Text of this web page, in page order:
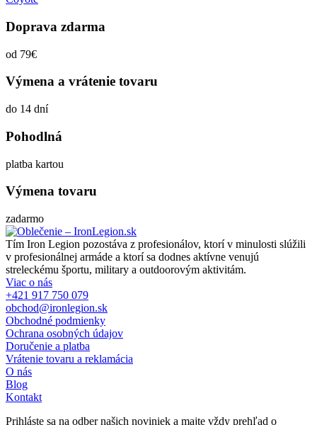
Doprava zdarma
od 79€
Výmena a vrátenie tovaru
do 14 dní
Pohodlná
platba kartou
Výmena tovaru
zadarmo
Tím Iron Legion pozostáva z profesionálov, ktorí v minulosti slúžili
v profesionálnej armáde a ktorí sa dodnes aktívne venujú
streleckému športu, military a outdoorovým aktivitám.
Viac o nás
+421 917 750 079
obchod@ironlegion.sk
Obchodné podmienky
Ochrana osobných údajov
Doručenie a platba
Vrátenie tovaru a reklamácia
O nás
Blog
Kontakt
Prihláste sa na odber našich noviniek a majte vždy prehľad o